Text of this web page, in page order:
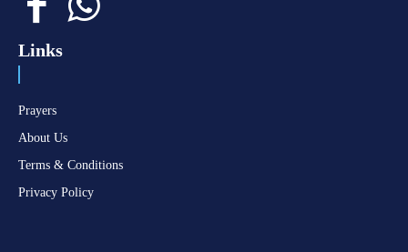
Links
Prayers
About Us
Terms & Conditions
Privacy Policy